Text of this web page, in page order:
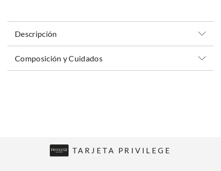
Descripción
Composición y Cuidados
TARJETA PRIVILEGE